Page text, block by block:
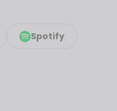
Spotify